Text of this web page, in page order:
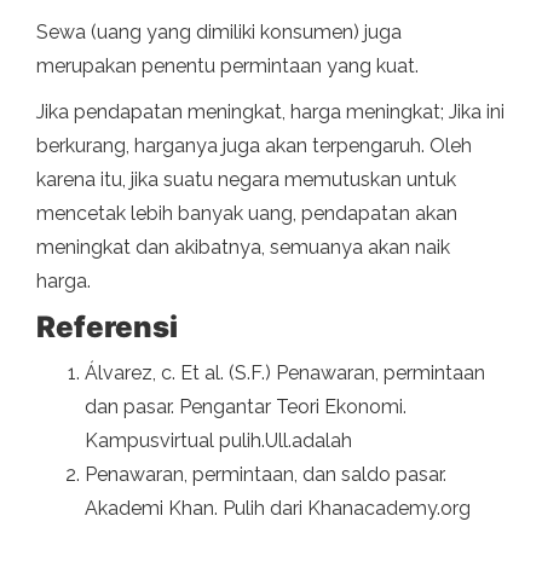
Sewa (uang yang dimiliki konsumen) juga
merupakan penentu permintaan yang kuat.
Jika pendapatan meningkat, harga meningkat; Jika ini
berkurang, harganya juga akan terpengaruh. Oleh
karena itu, jika suatu negara memutuskan untuk
mencetak lebih banyak uang, pendapatan akan
meningkat dan akibatnya, semuanya akan naik
harga.
Referensi
Álvarez, c. Et al. (S.F.) Penawaran, permintaan
dan pasar. Pengantar Teori Ekonomi.
Kampusvirtual pulih.Ull.adalah
Penawaran, permintaan, dan saldo pasar.
Akademi Khan. Pulih dari Khanacademy.org